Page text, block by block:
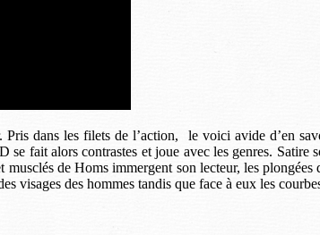
dans les filets de l’action, le voici avide d’en
fait alors contrastes et joue avec les genres.
de Homs immergent son lecteur, les
visages des hommes tandis que face à eux les